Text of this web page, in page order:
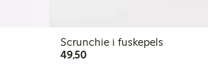
Scrunchie i fuskepels
49,5049,50 kr